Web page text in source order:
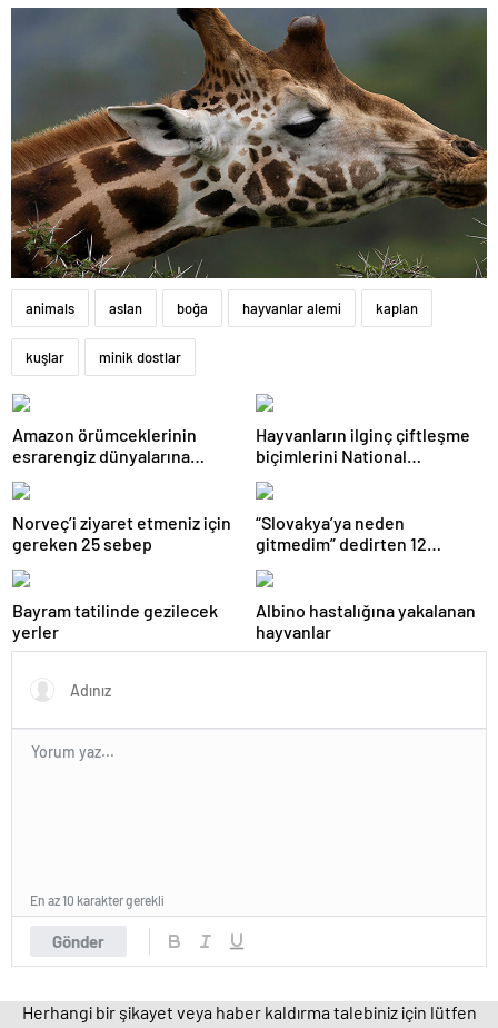
animals aslan boğa hayvanlar alemi kaplan
kuşlar minik dostlar
Amazon örümceklerinin
esrarengiz dünyalarına
Hayvanların ilginç çiftleşme
biçimlerini National
Norveç’i ziyaret etmeniz için
gereken 25 sebep
“Slovakya’ya neden
gitmedim” dedirten 12
Bayram tatilinde gezilecek
yerler
Albino hastalığına yakalanan
hayvanlar
Gönder
En az 10 karakter gerekli
Herhangi bir şikayet veya haber kaldırma talebiniz için lütfen